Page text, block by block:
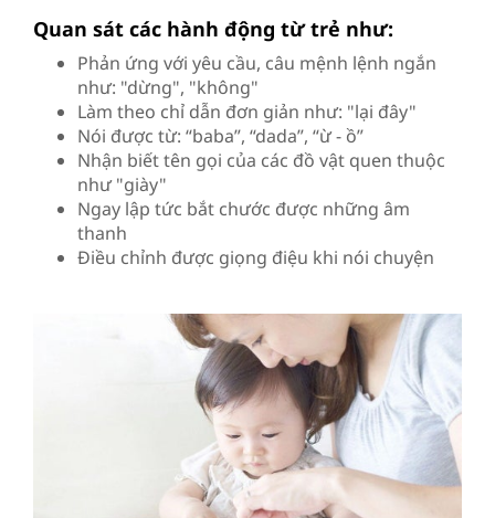
Quan sát các hành động từ trẻ như:
Phản ứng với yêu cầu, câu mệnh lệnh ngắn
như: "dừng", "không"
Làm theo chỉ dẫn đơn giản như: "lại đây"
Nói được từ: “baba”, “dada”, “ừ - ồ”
Nhận biết tên gọi của các đồ vật quen thuộc
như "giày"
Ngay lập tức bắt chước được những âm
thanh
Điều chỉnh được giọng điệu khi nói chuyện